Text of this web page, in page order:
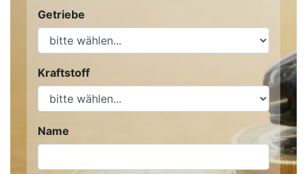
Getriebe
Kraftstoff
Name